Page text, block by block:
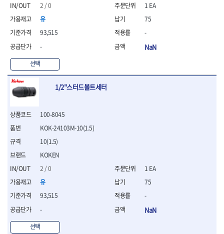
- 토크아답타
- 비트소켓세트
- 일자비트
- 임팩별비트
- 임팩일자비트
- 임팩포지비트
- 임팩십자비트
- 십자비트
- 임팩별비트소켓
- 임팩XZN비트소켓
- 일자비트소켓
- XZN비트
- 임팩XZN비트
- 사각비트
- 토크드라이버
- 포지비트소켓
- 뻰치
2 / 0
유
93,515
-
선택
1 EA
75
-
NaN
1/2"스터드볼트세터
100-8045
KOKEN
2 / 0
유
93,515
-
선택
KOK-24103M-10(1.5)
10(1.5)
1 EA
75
-
NaN